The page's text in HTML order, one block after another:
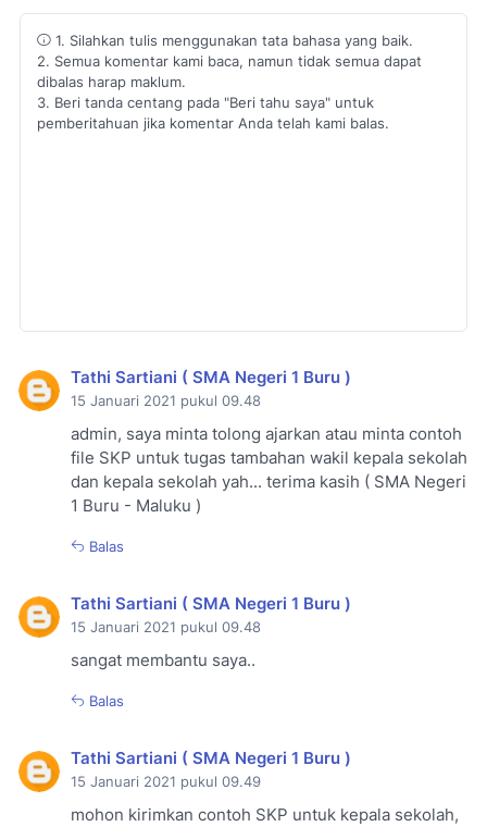
1. Silahkan tulis menggunakan tata bahasa yang baik.
2. Semua komentar kami baca, namun tidak semua dapat
dibalas harap maklum.
3. Beri tanda centang pada "Beri tahu saya" untuk
pemberitahuan jika komentar Anda telah kami balas.
Tathi Sartiani ( SMA Negeri 1 Buru )
15 Januari 2021 pukul 09.48
admin, saya minta tolong ajarkan atau minta contoh
file SKP untuk tugas tambahan wakil kepala sekolah
dan kepala sekolah yah... terima kasih ( SMA Negeri
1 Buru - Maluku )
Balas
Tathi Sartiani ( SMA Negeri 1 Buru )
15 Januari 2021 pukul 09.48
sangat membantu saya..
Balas
Tathi Sartiani ( SMA Negeri 1 Buru )
15 Januari 2021 pukul 09.49
mohon kirimkan contoh SKP untuk kepala sekolah,